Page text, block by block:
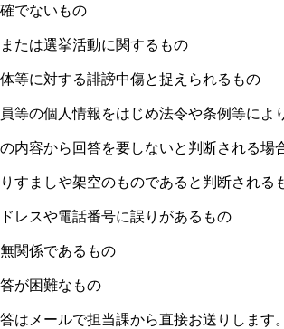
でないもの
たは選挙活動に関するもの
等に対する誹謗中傷と捉えられるもの
等の個人情報をはじめ法令や条例等によ
内容から回答を要しないと判断される場
すましや架空のものであると判断される
レスや電話番号に誤りがあるもの
関係であるもの
が困難なもの
はメールで担当課から直接お送りしま